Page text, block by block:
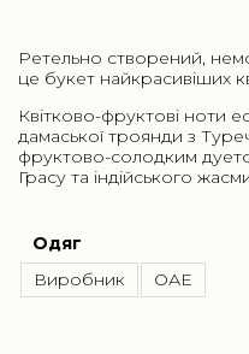
Ретельно створений,
це букет найкрасивіших
Квітково-фруктові ноти
дамаської троянди з
фруктово-солодким
Грасу та індійського
Одяг
Виробник
ОАЕ